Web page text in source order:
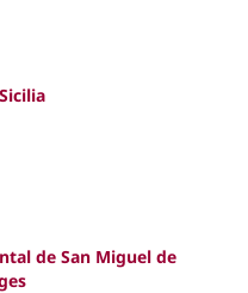
de San Miguel de